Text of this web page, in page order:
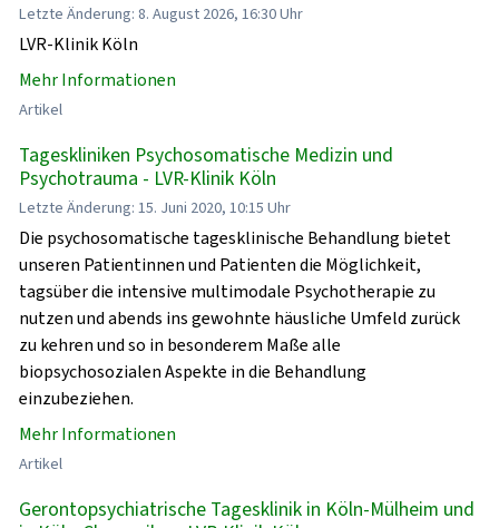
Letzte Änderung: 8. August 2026, 16:30 Uhr
LVR-Klinik Köln
Mehr Informationen
Artikel
Tageskliniken Psychosomatische Medizin und
Psychotrauma - LVR-Klinik Köln
Letzte Änderung: 15. Juni 2020, 10:15 Uhr
Die psychosomatische tagesklinische Behandlung bietet
unseren Patientinnen und Patienten die Möglichkeit,
tagsüber die intensive multimodale Psychotherapie zu
nutzen und abends ins gewohnte häusliche Umfeld zurück
zu kehren und so in besonderem Maße alle
biopsychosozialen Aspekte in die Behandlung
einzubeziehen.
Mehr Informationen
Artikel
Gerontopsychiatrische Tagesklinik in Köln-Mülheim und